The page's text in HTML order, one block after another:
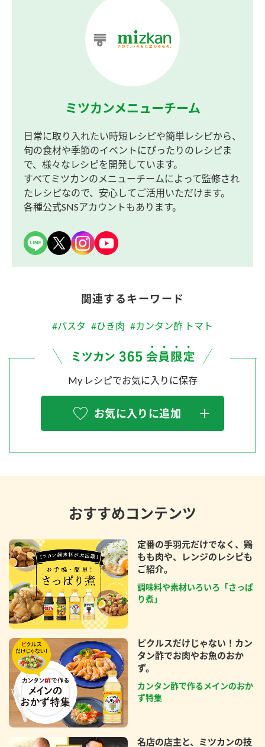
ミツカンメニューチーム
日常に取り入れたい時短レシピや簡単レシピから、
旬の食材や季節のイベントにぴったりのレシピま
で、様々なレシピを開発しています。
すべてミツカンのメニューチームによって監修され
たレシピなので、安心してご活用いただけます。
各種公式SNSアカウントもあります。
関連するキーワード
#パスタ #ひき肉 #カンタン酢 トマト
My レシピでお気に入りに保存
お気に入りに追加
おすすめコンテンツ
定番の手羽元だけでなく、鶏
もも肉や、レンジのレシピも
ご紹介。
調味料や素材いろいろ「さっぱ
り煮」
ピクルスだけじゃない！カン
タン酢でお肉やお魚のおか
ず。
カンタン酢で作るメインのおか
ず特集
名店の店主と、ミツカンの技